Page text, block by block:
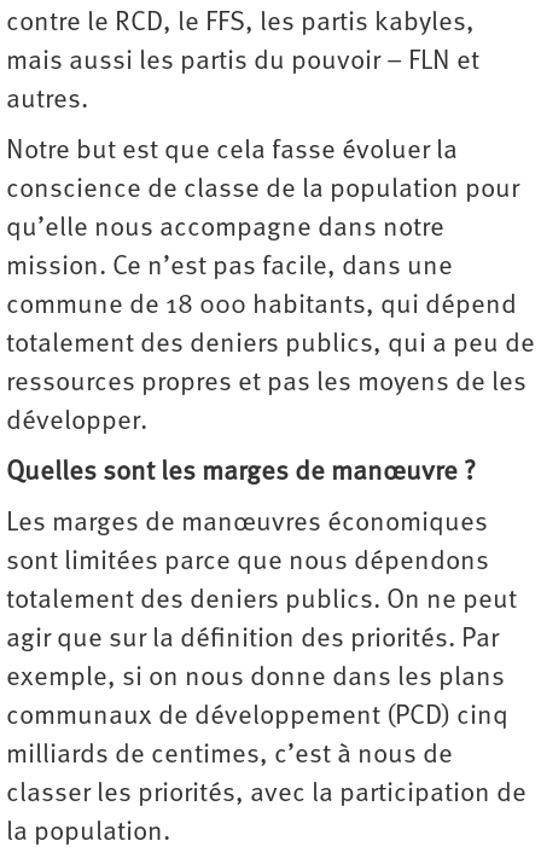
contre le RCD, le FFS, les partis kabyles,
mais aussi les partis du pouvoir – FLN et
autres.
Notre but est que cela fasse évoluer la
conscience de classe de la population pour
qu’elle nous accompagne dans notre
mission. Ce n’est pas facile, dans une
commune de 18 000 habitants, qui dépend
totalement des deniers publics, qui a peu de
ressources propres et pas les moyens de les
développer.
Quelles sont les marges de manœuvre ?
Les marges de manœuvres économiques
sont limitées parce que nous dépendons
totalement des deniers publics. On ne peut
agir que sur la définition des priorités. Par
exemple, si on nous donne dans les plans
communaux de développement (PCD) cinq
milliards de centimes, c’est à nous de
classer les priorités, avec la participation de
la population.